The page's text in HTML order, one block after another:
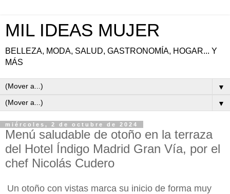
MIL IDEAS MUJER
BELLEZA, MODA, SALUD, GASTRONOMÍA, HOGAR... Y
MÁS
▼
▼
miércoles, 2 de octubre de 2024
Menú saludable de otoño en la terraza
del Hotel Índigo Madrid Gran Vía, por el
chef Nicolás Cudero
Un otoño con vistas marca su inicio de forma muy